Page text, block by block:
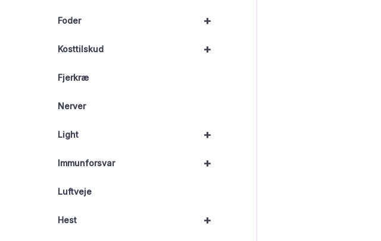
+
Foder
+
Kosttilskud
Fjerkræ
Nerver
+
Light
+
Immunforsvar
Luftveje
+
Hest